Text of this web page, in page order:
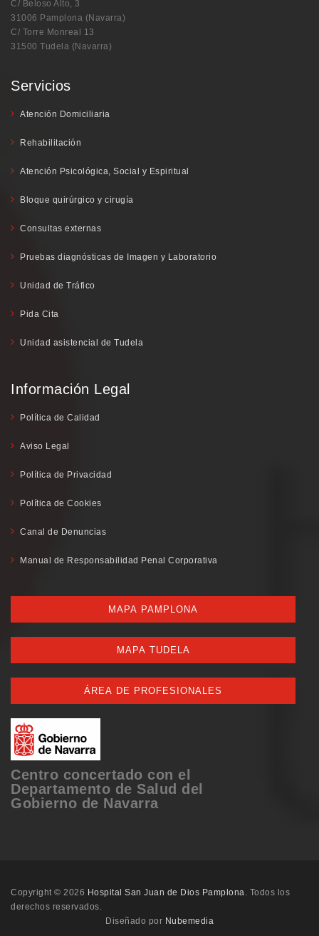
C/ Beloso Alto, 3
31006 Pamplona (Navarra)
C/ Torre Monreal 13
31500 Tudela (Navarra)
Servicios
Atención Domiciliaria
Rehabilitación
Atención Psicológica, Social y Espiritual
Bloque quirúrgico y cirugía
Consultas externas
Pruebas diagnósticas de Imagen y Laboratorio
Unidad de Tráfico
Pida Cita
Unidad asistencial de Tudela
Información Legal
Política de Calidad
Aviso Legal
Política de Privacidad
Política de Cookies
Canal de Denuncias
Manual de Responsabilidad Penal Corporativa
MAPA PAMPLONA
MAPA TUDELA
ÁREA DE PROFESIONALES
Centro concertado con el
Departamento de Salud del
Gobierno de Navarra
Copyright © 2026 Hospital San Juan de Dios Pamplona. Todos los
derechos reservados.
Diseñado por Nubemedia